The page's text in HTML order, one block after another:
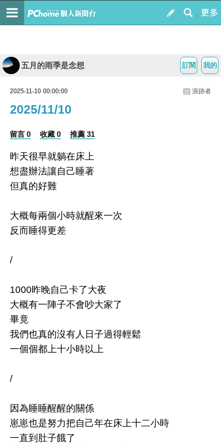
我的
訂閱
五月的雨季是念想
2025-11-10 00:00:00 浪跡者
2025/11/10
留言 0 收藏 0 推薦 31
昨天很早就躺在床上
想盡辦法讓自己睡著
但真的好難
大概每兩個小時就醒來一次
反而睡得更差
/
1000昨晚自己卡了大夜
大概有一陣子不會吵大家了
畢竟
我們也真的沒有人日子過得輕鬆
一個個都上十小時以上
/
因為睡睡醒醒的關係
崽崽也是努力把自己年在床上十二小時
一直到肚子餓了